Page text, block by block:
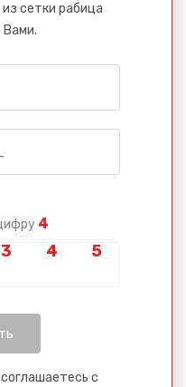
сетки рабица
Вами.
4
с